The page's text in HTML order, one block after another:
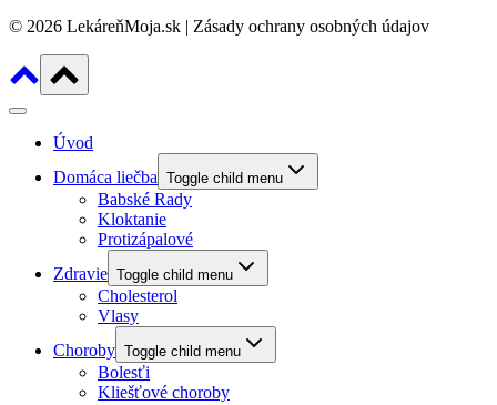
© 2026 LekáreňMoja.sk | Zásady ochrany osobných údajov
Úvod
Domáca liečba Toggle child menu
Babské Rady
Kloktanie
Protizápalové
Zdravie Toggle child menu
Cholesterol
Vlasy
Choroby Toggle child menu
Bolesťi
Kliešťové choroby